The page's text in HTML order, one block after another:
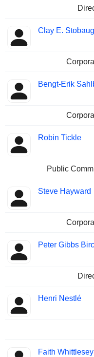
Clay E.
Bengt-Erik
Robin Tickle
Public
Steve Hayward
Peter Gibbs
Henri Nestlé
Faith Whittlesey